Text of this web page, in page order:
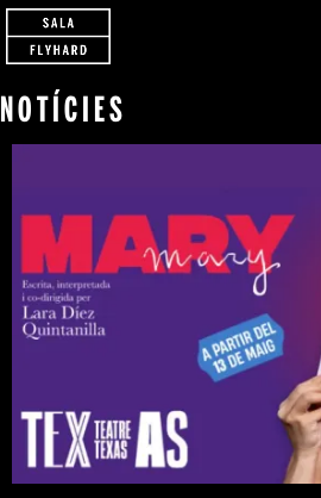
NOTÍCIES